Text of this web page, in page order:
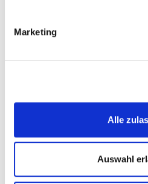
Marketing
Alle
Auswahl
Newsletter 60
Newsletter 61
Newsletter 61
Newsletter 62